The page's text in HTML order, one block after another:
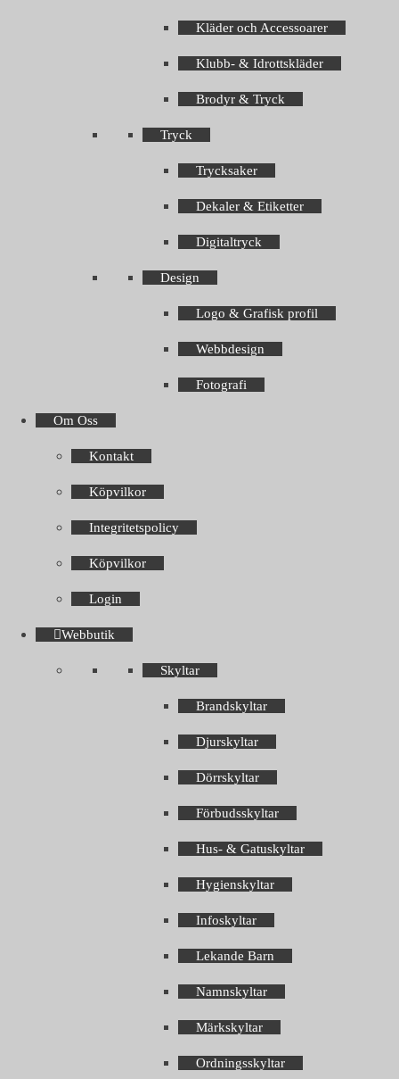
Kläder och Accessoarer
Klubb- & Idrottskläder
Brodyr & Tryck
Tryck
Trycksaker
Dekaler & Etiketter
Digitaltryck
Design
Logo & Grafisk profil
Webbdesign
Fotografi
Om Oss
Kontakt
Köpvilkor
Integritetspolicy
Köpvilkor
Login
Webbutik
Skyltar
Brandskyltar
Djurskyltar
Dörrskyltar
Förbudsskyltar
Hus- & Gatuskyltar
Hygienskyltar
Infoskyltar
Lekande Barn
Namnskyltar
Märkskyltar
Ordningsskyltar